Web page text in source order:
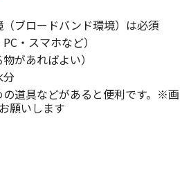
ブロードバンド環境）は必須
・スマホなど）
があればよい）
分
道具などがあると便利です。※画
願いします